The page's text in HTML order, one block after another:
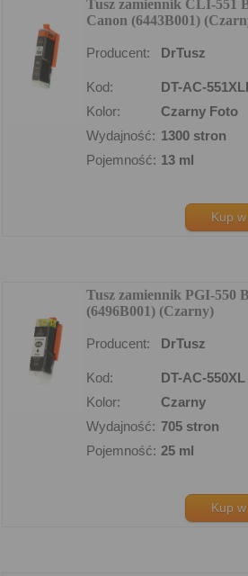
Tusz zamiennik CLI-551
Canon (6443B001)
Producent: DrTusz
Kod:
DT-AC-
Kolor:
Czarny Foto
Wydajność: 1300 stron
Pojemność: 13 ml
Kup
Tusz zamiennik PGI-550
(6496B001) (Czarny)
Producent: DrTusz
Kod:
DT-AC-550XL
Kolor:
Czarny
Wydajność: 705 stron
Pojemność: 25 ml
Kup